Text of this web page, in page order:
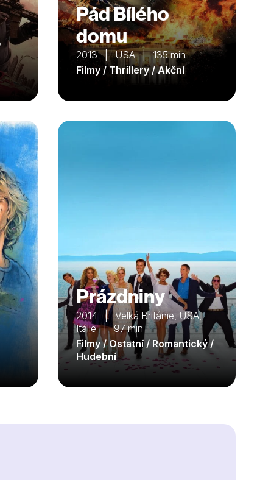
|
Pád Bílého
domu
2013 | USA | 135 min
Filmy / Thrillery / Akční
Prázdniny
2014 | Velká Británie, USA,
Itálie | 97 min
Filmy / Ostatní / Romantický /
Hudební